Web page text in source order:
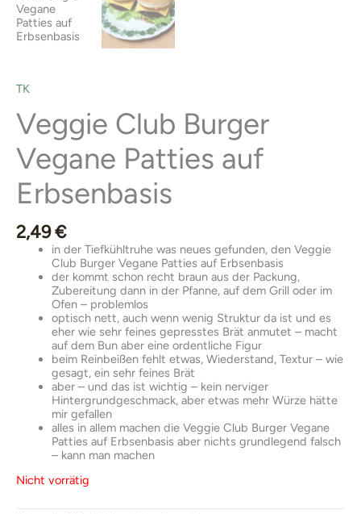
TK
Veggie Club Burger
Vegane Patties auf
Erbsenbasis
2,49€
in der Tiefkühltruhe was neues gefunden, den Veggie
Club Burger Vegane Patties auf Erbsenbasis
der kommt schon recht braun aus der Packung,
Zubereitung dann in der Pfanne, auf dem Grill oder im
Ofen – problemlos
optisch nett, auch wenn wenig Struktur da ist und es
eher wie sehr feines gepresstes Brät anmutet – macht
auf dem Bun aber eine ordentliche Figur
beim Reinbeißen fehlt etwas, Wiederstand, Textur – wie
gesagt, ein sehr feines Brät
aber – und das ist wichtig – kein nerviger
Hintergrundgeschmack, aber etwas mehr Würze hätte
mir gefallen
alles in allem machen die Veggie Club Burger Vegane
Patties auf Erbsenbasis aber nichts grundlegend falsch
– kann man machen
Nicht vorrätig